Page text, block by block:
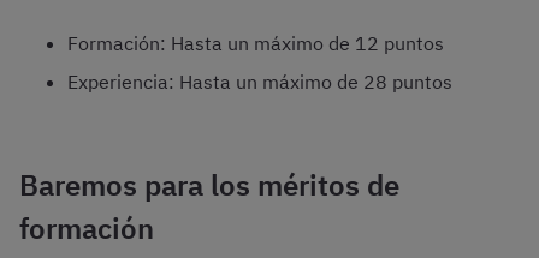
Formación: Hasta un máximo de 12 puntos
Experiencia: Hasta un máximo de 28 puntos
Baremos para los méritos de
formación